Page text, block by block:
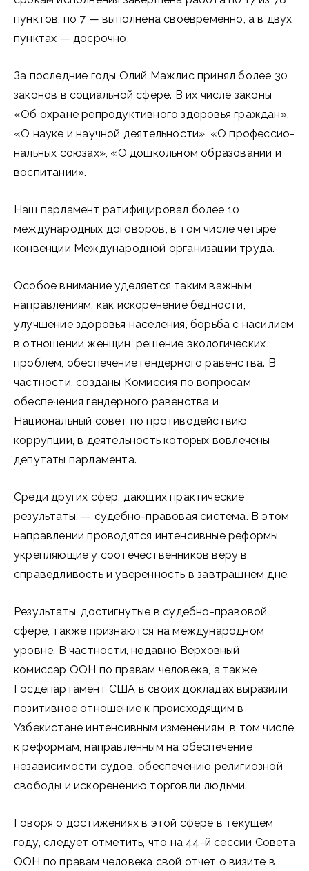
пунктов, по 7 — выполнена своевременно, а в двух
пунктах — досрочно.
За последние годы Олий Мажлис принял более 30
законов в социальной сфере. В их числе законы
«Об охране репродуктивного здоровья граждан»,
«О науке и научной деятельности», «О профессио­
нальных союзах», «О дошкольном образовании и
воспитании».
Наш парламент ратифицировал более 10
международных договоров, в том числе четыре
конвенции Международной организации труда.
Особое внимание уделяется таким важным
направлениям, как искоренение бедности,
улучшение здоровья населения, борьба с насилием
в отношении женщин, решение экологических
проблем, обеспечение гендерного равенства. В
частности, созданы Комиссия по вопросам
обеспечения гендерного равенства и
Национальный совет по противодействию
коррупции, в деятельность которых вовлечены
депутаты парламента.
Среди других сфер, дающих практические
результаты, — судебно-правовая система. В этом
направлении проводятся интенсивные реформы,
укрепляющие у соотечественников веру в
справедливость и уверенность в завтрашнем дне.
Результаты, достигнутые в судебно-правовой
сфере, также признаются на международном
уровне. В частности, недавно Верховный
комиссар ООН по правам человека, а также
Госдепартамент США в своих докладах выразили
позитивное отношение к происходящим в
Узбекистане интенсивным изменениям, в том числе
к реформам, направленным на обеспечение
независимости судов, обеспечению религиозной
свободы и искоренению торговли людьми.
Говоря о достижениях в этой сфере в текущем
году, следует отметить, что на 44-й сессии Совета
ООН по правам человека свой отчет о визите в